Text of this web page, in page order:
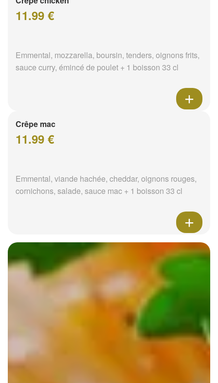
11.99 €
Emmental, mozzarella, boursin, tenders, oignons frits,
sauce curry, émincé de poulet + 1 boisson 33 cl
Crêpe mac
11.99 €
Emmental, viande hachée, cheddar, oignons rouges,
cornichons, salade, sauce mac + 1 boisson 33 cl